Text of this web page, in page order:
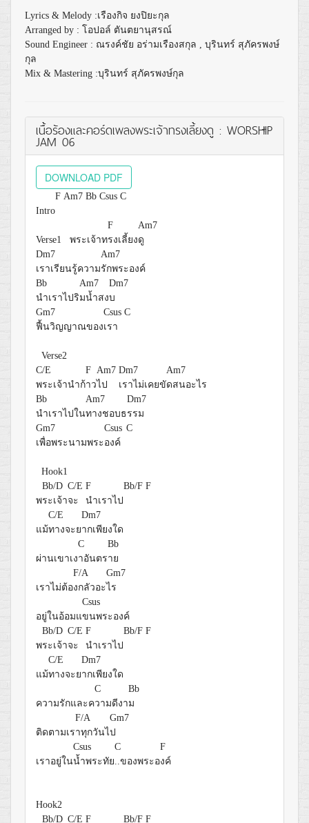
Lyrics & Melody :เรืองกิจ ยงปิยะกุล
Arranged by : โอปอล์ ตันตยานุสรณ์
Sound Engineer : ณรงค์ชัย อร่ามเรืองสกุล , บุรินทร์ สุภัครพงษ์
กุล
Mix & Mastering :บุรินทร์ สุภัครพงษ์กุล
เนื้อร้องและคอร์ดเพลงพระเจ้าทรงเลี้ยงดู : WORSHIP
JAM 06
+
DOWNLOAD PDF
F Am7 Bb Csus C
Intro
F
Am7
Verse1 พระเจ้าทรงเลี้ยงดู
Dm7
Am7
เราเรียนรู้ความรักพระองค์
Bb
Am7
Dm7
นำเราไปริมน้ำสงบ
Gm7
Csus C
ฟื้นวิญญาณของเรา
Verse2
C/E
F Am7 Dm7
Am7
พระเจ้านำก้าวไป เราไม่เคยขัดสนอะไร
Bb
Am7
Dm7
นำเราไปในทางชอบธรรม
Gm7
Csus C
เพื่อพระนามพระองค์
Hook1
Bb/D C/E F Bb/F F
พระเจ้าจะ
นำเราไป
C/E
Dm7
แม้ทางจะยากเพียงใด
C
Bb
ผ่านเขาเงาอันตราย
F/A
Gm7
เราไม่ต้องกลัวอะไร
Csus
อยู่ในอ้อมแขนพระองค์
Bb/D C/E F Bb/F F
พระเจ้าจะ
นำเราไป
C/E
Dm7
แม้ทางจะยากเพียงใด
C
Bb
ความรักและความดีงาม
F/A
Gm7
ติดตามเราทุกวันไป
Csus
C
F
เราอยู่ในน้ำพระทัย ..ของพระองค์
Hook2
Bb/D C/E F Bb/F F